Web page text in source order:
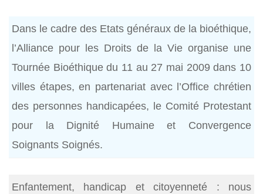
Dans le cadre des Etats généraux de la bioéthique,
l’Alliance pour les Droits de la Vie organise une
Tournée Bioéthique du 11 au 27 mai 2009 dans 10
villes étapes, en partenariat avec l’Office chrétien
des personnes handicapées, le Comité Protestant
pour la Dignité Humaine et Convergence
Soignants Soignés.
Enfantement, handicap et citoyenneté : nous